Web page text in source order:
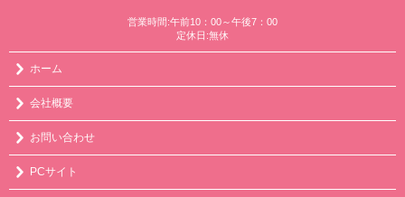
営業時間:午前10：00～午後7：00
定休日:無休
ホーム
会社概要
お問い合わせ
PCサイト